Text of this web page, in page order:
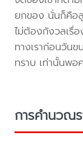
ยกของ นั่นก็คือ
ไม่ต้องกังวลเรื่
ทางเราก่อนวันข
ทราบ เท่านั้นพอ
การคำนวณ